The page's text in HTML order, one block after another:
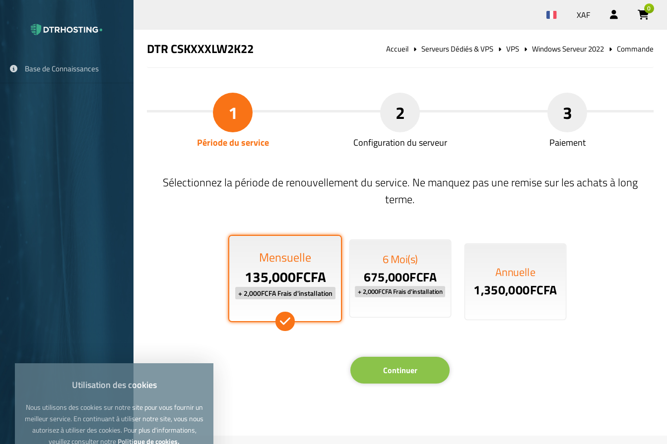
XAF
0
DTR CSKXXXLW2K22 Accueil Serveurs Dédiés & VPS VPS Windows Serveur 2022 Commande
1
Période du service
2
Configuration du serveur
3
Paiement
Sélectionnez la période de renouvellement du service. Ne manquez pas une remise sur les achats à long
terme.
Mensuelle
135,000FCFA
+ 2,000FCFA Frais d'installation
6 Moi(s)
675,000FCFA
+ 2,000FCFA Frais d'installation
Annuelle
1,350,000FCFA
Continuer
Base de Connaissances
Utilisation des cookies
Nous utilisons des cookies sur notre site pour vous fournir un
meilleur service. En continuant à utiliser notre site, vous nous
autorisez à utiliser des cookies. Pour plus d'informations,
veuillez consulter notrePolitique de cookies.